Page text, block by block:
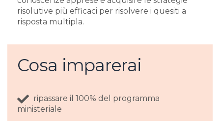
risolutive più efficaci per risolvere i quesiti a
risposta multipla.
Cosa imparerai
ripassare il 100% del programma
ministeriale